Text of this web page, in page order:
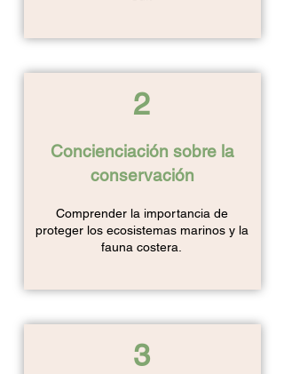
2
Concienciación sobre la
conservación
Comprender la importancia de
proteger los ecosistemas marinos y la
fauna costera.
3